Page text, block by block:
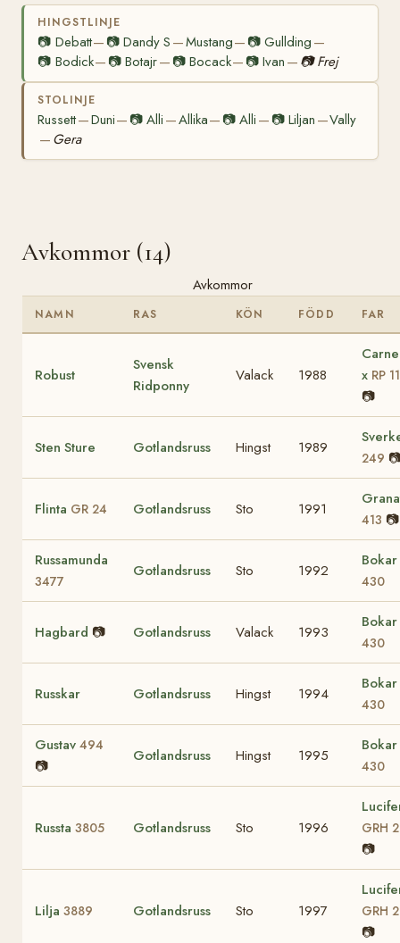
HINGSTLINJE
📷 Debatt— 📷Dandy S —Mustang— 📷Gullding —
📷 Bodick— 📷Botajr— 📷 Bocack— 📷 Ivan — 📷 Frej
STOLINJE
Russett—Duni— 📷Alli —Allika— 📷Alli — 📷Liljan —Vally
— Gera
Avkommor (14)
Avkommor
NAMN RAS KÖN FÖDD FAR
Robust
Svensk
Ridponny
Valack 1988
x RP
📷
Sten Sture Gotlandsruss Hingst 1989
249
Flinta GR 24 Gotlandsruss Sto 1991
413 📷
Russamunda
3477
Gotlandsruss Sto 1992
Bokar
430
Hagbard 📷 Gotlandsruss Valack 1993
Bokar
430
Russkar Gotlandsruss Hingst 1994
Bokar
430
Gustav 494
📷
Gotlandsruss Hingst 1995
Bokar
430
Russta 3805 Gotlandsruss Sto 1996 GRH 2
📷
Lilja 3889 Gotlandsruss Sto 1997 GRH 2
📷